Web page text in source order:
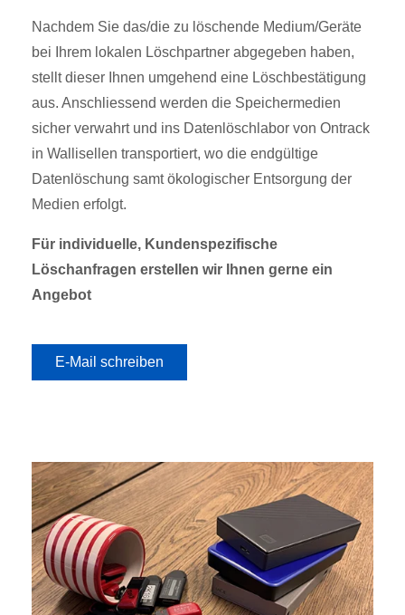
Nachdem Sie das/die zu löschende Medium/Geräte
bei Ihrem lokalen Löschpartner abgegeben haben,
stellt dieser Ihnen umgehend eine Löschbestätigung
aus. Anschliessend werden die Speichermedien
sicher verwahrt und ins Datenlöschlabor von Ontrack
in Wallisellen transportiert, wo die endgültige
Datenlöschung samt ökologischer Entsorgung der
Medien erfolgt.
Für individuelle, Kundenspezifische
Löschanfragen erstellen wir Ihnen gerne ein
Angebot
E-Mail schreiben